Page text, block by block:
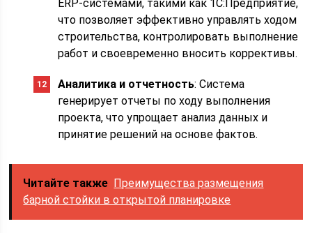
ERP-системами, такими как 1C:Предприятие,
что позволяет эффективно управлять ходом
строительства, контролировать выполнение
работ и своевременно вносить коррективы.
Аналитика и отчетность: Система
генерирует отчеты по ходу выполнения
проекта, что упрощает анализ данных и
принятие решений на основе фактов.
Читайте также Преимущества размещения
барной стойки в открытой планировке